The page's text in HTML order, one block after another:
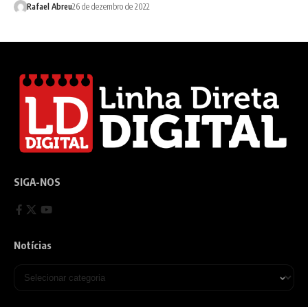
Rafael Abreu26 de dezembro de 2022
SIGA-NOS
Notícias